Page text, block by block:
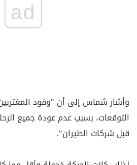
ad
وأشار شماس إلى أن "وفود
التوقعات، بسبب عدم عودة جميع
قبل شركات الطيران".